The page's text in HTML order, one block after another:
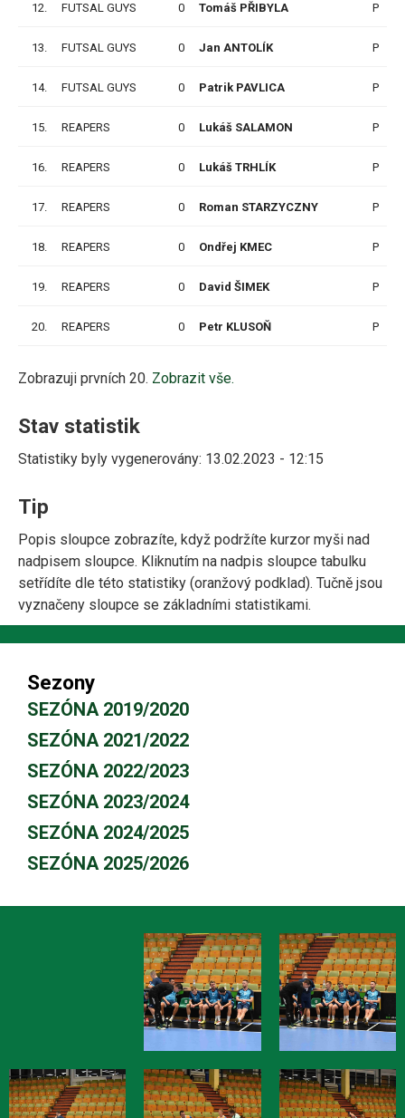
12. FUTSAL GUYS 0 Tomáš PŘIBYLA P
13. FUTSAL GUYS 0 Jan ANTOLÍK P
14. FUTSAL GUYS 0 Patrik PAVLICA P
15. REAPERS 0 Lukáš SALAMON P
16. REAPERS 0 Lukáš TRHLÍK P
17. REAPERS 0 Roman STARZYCZNY P
18. REAPERS 0 Ondřej KMEC P
19. REAPERS 0 David ŠIMEK P
20. REAPERS 0 Petr KLUSOŇ P
Zobrazuji prvních 20. Zobrazit vše.
Stav statistik
Statistiky byly vygenerovány: 13.02.2023 - 12:15
Tip
Popis sloupce zobrazíte, když podržíte kurzor myši nad
nadpisem sloupce. Kliknutím na nadpis sloupce tabulku
setřídíte dle této statistiky (oranžový podklad). Tučně jsou
vyznačeny sloupce se základními statistikami.
Sezony
SEZÓNA 2019/2020
SEZÓNA 2021/2022
SEZÓNA 2022/2023
SEZÓNA 2023/2024
SEZÓNA 2024/2025
SEZÓNA 2025/2026